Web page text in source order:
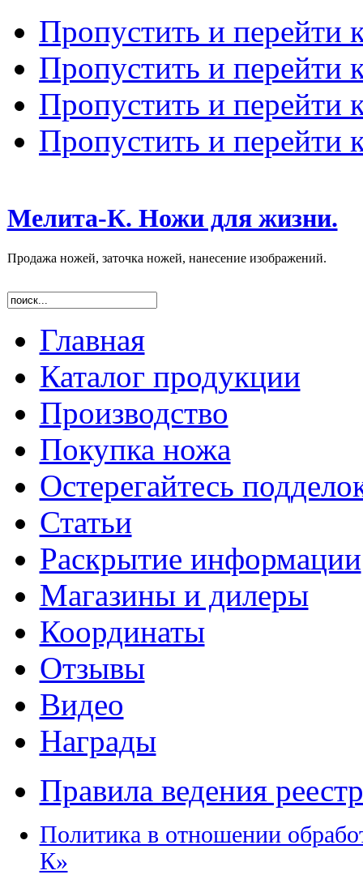
Пропустить и перейти
Пропустить и перейти
Пропустить и перейти
Пропустить и перейти
Мелита-К. Ножи для жизни.
Продажа ножей, заточка ножей, нанесение изображений.
Главная
Каталог продукции
Производство
Покупка ножа
Остерегайтесь
Статьи
Раскрытие информации
Магазины и дилеры
Координаты
Отзывы
Видео
Награды
Правила ведения
Политика в отношении
К»